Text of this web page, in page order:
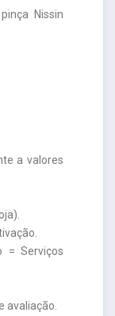
Nissin
a valores
= Serviços
avaliação.